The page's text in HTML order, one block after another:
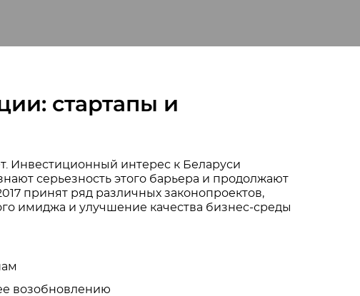
стартапы и
Инвестиционный интерес к Беларуси
серьезность этого барьера и продолжают
принят ряд различных законопроектов,
имиджа и улучшение качества бизнес-среды
возобновлению